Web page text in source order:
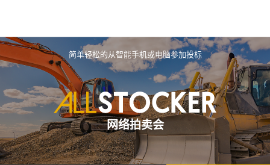
简单轻松的从智能手机或电脑参加投标
网络拍卖会